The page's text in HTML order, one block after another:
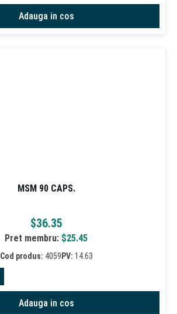
Adauga in cos
MSM 90 CAPS.
$36.35
Pret membru: $25.45
Cod produs: 4059 PV: 14.63
Adauga in cos